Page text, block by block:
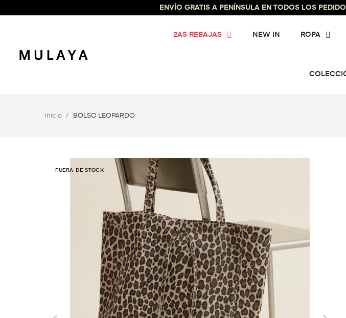
ENVÍO GRATIS A PENÍNSULA EN TODOS LOS
2AS REBAJAS NEW IN ROPA
Inicio BOLSO LEOPARDO
FUERA DE STOCK